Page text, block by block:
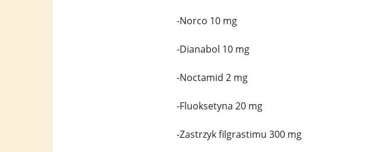
-Norco 10 mg
-Dianabol 10 mg
-Noctamid 2 mg
-Fluoksetyna 20 mg
-Zastrzyk filgrastimu 300 mg